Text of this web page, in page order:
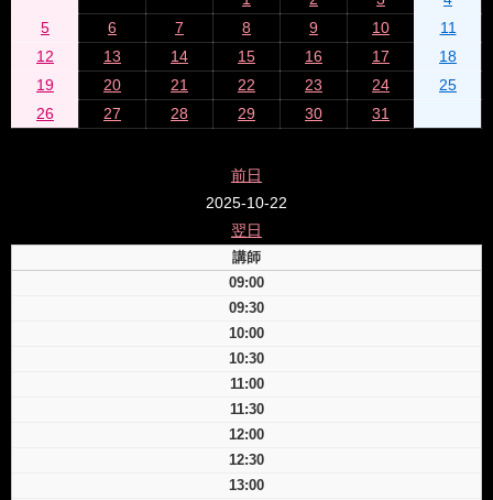
5
6 7 8 9 10
11
12
13 14 15 16 17
18
19
20 21 22 23 24
25
26
27 28 29 30 31
前日
2025-10-22
翌日
講師
09:00
09:30
10:00
10:30
11:00
11:30
12:00
12:30
13:00